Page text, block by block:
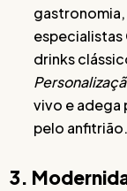
especialistas
drinks
vivo e adega
pelo anfitrião.
3.